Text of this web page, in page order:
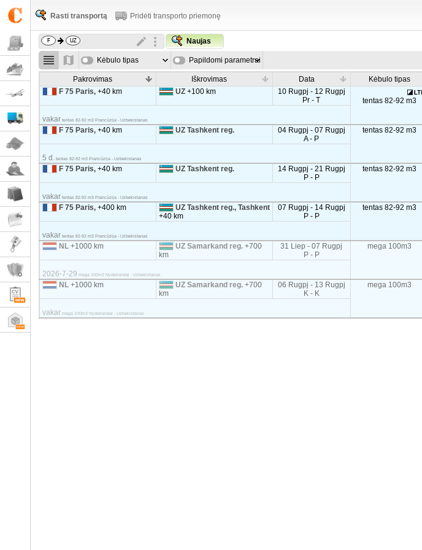
Rasti transportą Pridėti transporto priemonę
Naujas
Kėbulo tipas Papildomi parametrai
Pakrovimas Iškrovimas Data Kėbulo tipas
F 75 Paris, +40 km UZ +100 km
10 Rugpj - 12 Rugpj
Pr - T
tentas 82-92 m3
vakar tentas 82-92 m3 Prancūzija - Uzbekistanas
F 75 Paris, +40 km UZ Tashkent reg.
04 Rugpj - 07 Rugpj
A - P
tentas 82-92 m3
5 d. tentas 82-92 m3 Prancūzija - Uzbekistanas
F 75 Paris, +40 km UZ Tashkent reg.
14 Rugpj - 21 Rugpj
P - P
tentas 82-92 m3
vakar tentas 82-92 m3 Prancūzija - Uzbekistanas
F 75 Paris, +400 km
UZ Tashkent reg., Tashkent
+40 km
07 Rugpj - 14 Rugpj
P - P
tentas 82-92 m3
vakar tentas 82-92 m3 Prancūzija - Uzbekistanas
NL +1000 km UZ Samarkand reg. +700
km
31 Liep - 07 Rugpj
P - P
mega 100m3
2026-7-29 mega 100m3 Nyderlandai - Uzbekistanas
NL +1000 km UZ Samarkand reg. +700
km
06 Rugpj - 13 Rugpj
K - K
mega 100m3
vakar mega 100m3 Nyderlandai - Uzbekistanas